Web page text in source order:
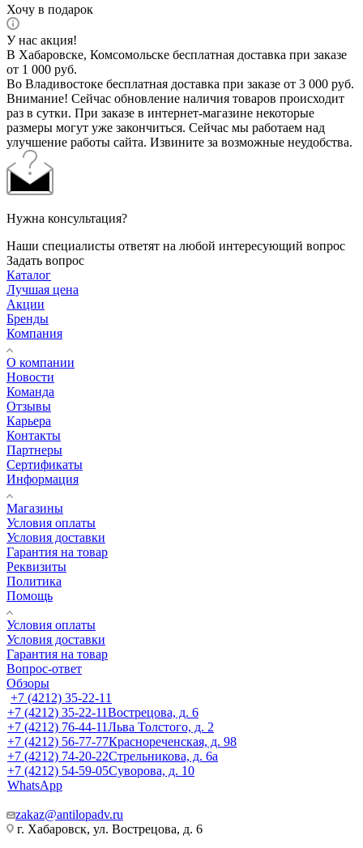
Хочу в подарок
У нас акция!
В Хабаровске, Комсомольске бесплатная доставка при заказе
от 1 000 руб.
Во Владивостоке бесплатная доставка при заказе от 3 000 руб.
Внимание! Сейчас обновление наличия товаров происходит
раз в сутки. При заказе в интернет-магазине некоторые
размеры могут уже закончиться. Сейчас мы работаем над
улучшение работы сайта. Извините за возможные неудобства.
Нужна консультация?
Наши специалисты ответят на любой интересующий вопрос
Задать вопрос
Каталог
Лучшая цена
Акции
Бренды
Компания
О компании
Новости
Команда
Отзывы
Карьера
Контакты
Партнеры
Сертификаты
Информация
Магазины
Условия оплаты
Условия доставки
Гарантия на товар
Реквизиты
Политика
Помощь
Условия оплаты
Условия доставки
Гарантия на товар
Вопрос-ответ
Обзоры
+7 (4212) 35-22-11
+7 (4212) 35-22-11Вострецова, д. 6
+7 (4212) 76-44-11Льва Толстого, д. 2
+7 (4212) 56-77-77Краснореченская, д. 98
+7 (4212) 74-20-22Стрельникова, д. 6а
+7 (4212) 54-59-05Суворова, д. 10
WhatsApp
zakaz@antilopadv.ru
г. Хабаровск, ул. Вострецова, д. 6